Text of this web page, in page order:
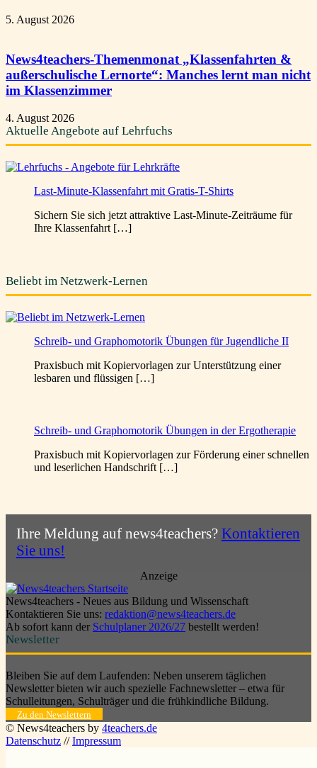
5. August 2026
News4teachers-Themenmonat „Klassenfahrten &
außerschulische Lernorte“: Manches lernt man nicht
im Klassenzimmer
4. August 2026
Aktuelle Angebote auf Lehrfuchs
Last-Minute-Klassenfahrt mit Gratis-T-Shirts
Sichern Sie sich jetzt attraktive Last-Minute-Zeiträume für
Ihre Klassenfahrt […]
Beliebt im Netzwerk-Lernen
Schreib- und Graphomotorik Übungen für Jugendliche II
Praxisbuch mit Kopiervorlagen zur Unterstützung einer
lesbaren und flüssigen […]
Schreib- und Graphomotorik Übungen in der Ergotherapie
Praxisbuch mit Kopiervorlagen zur Förderung einer schnellen
und leserlichen Handschrift […]
Ihre Meldung auf news4teachers? Kontaktieren
Sie uns!
Anzeige
News4teachers - Neues aus Bildung und Wissenschaft
Kontaktieren Sie uns: redaktion@news4teachers.de
Ab sofort kann der Schulplaner 2026/27 bestellt werden!
Newsletter
Bleiben Sie auf dem Laufenden: Neben unserem täglichen
Newsletter bieten wir auch spezielle Fachnewsletter – etwa für
Schulleitungen, Schulträger und die frühkindliche Bildung.
Zu den Newslettern
© News4teachers by 4teachers.de
Datenschutz //Impressum